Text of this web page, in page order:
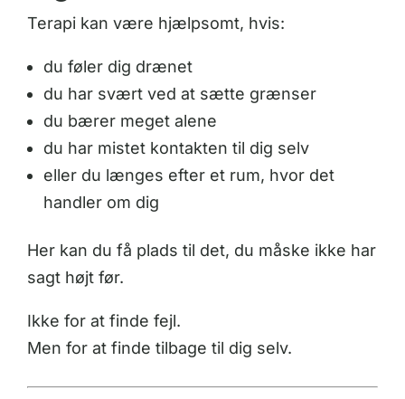
Terapi kan være hjælpsomt, hvis:
du føler dig drænet
du har svært ved at sætte grænser
du bærer meget alene
du har mistet kontakten til dig selv
eller du længes efter et rum, hvor det
handler om dig
Her kan du få plads til det, du måske ikke har
sagt højt før.
Ikke for at finde fejl.
Men for at finde tilbage til dig selv.